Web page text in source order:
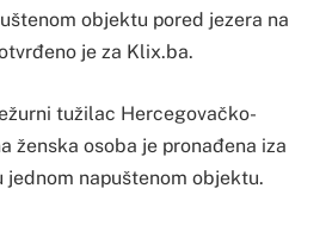
objektu pored jezera na
je za Klix.ba.
tužilac Hercegovačko-
ženska osoba je pronađena iza
jednom napuštenom objektu.